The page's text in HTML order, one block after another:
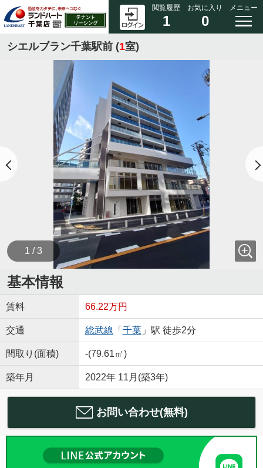
閲覧履歴
1
お気に入り
0
メニュー
シエルブラン千葉駅前 (1室)
1 / 3
基本情報
賃料 66.22万円
交通 総武線 「 千葉」駅 徒歩2分
間取り(面積) -(79.61㎡)
築年月 2022年 11月(築3年)
お問い合わせ(無料)